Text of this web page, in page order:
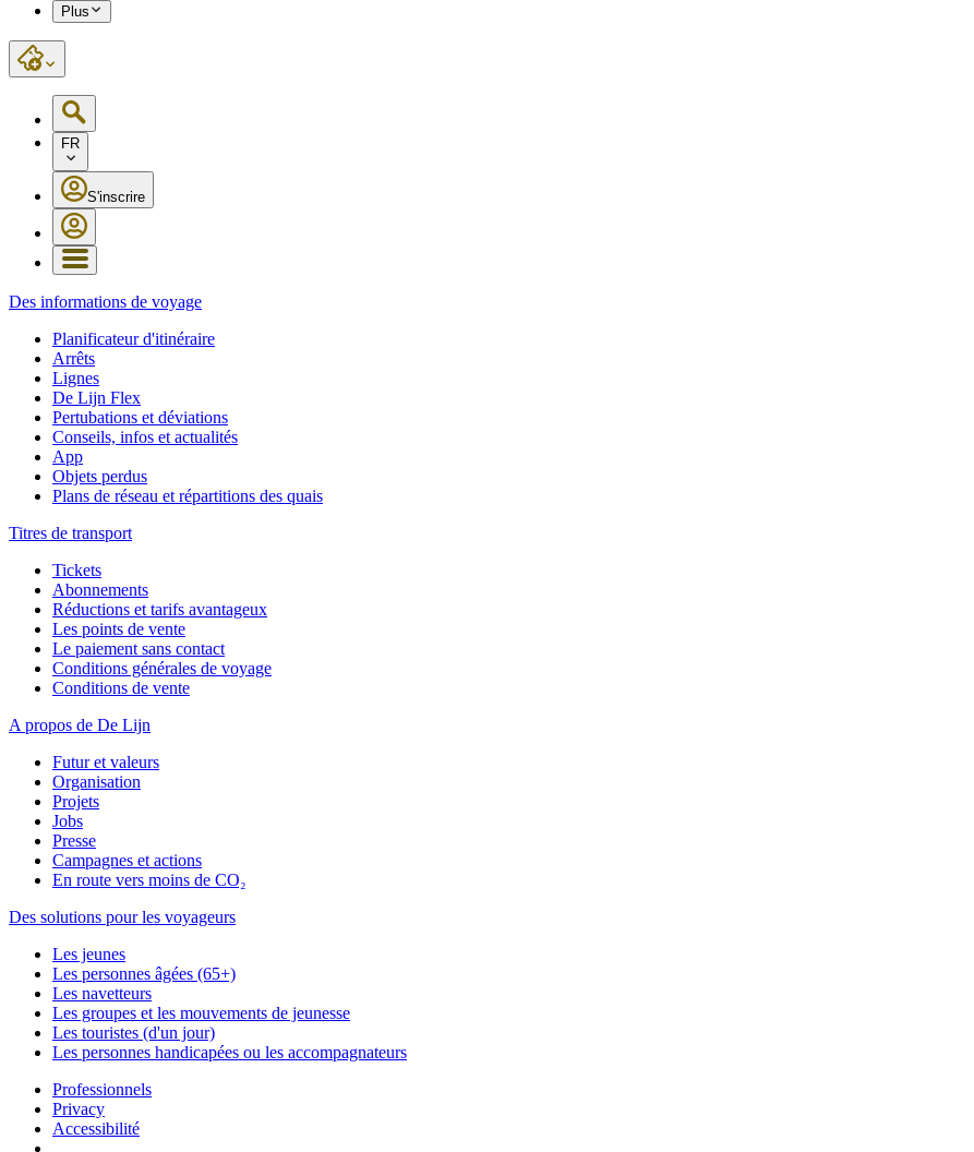
Plus
FR
S'inscrire
Des informations de voyage
Planificateur d'itinéraire
Arrêts
Lignes
De Lijn Flex
Pertubations et déviations
Conseils, infos et actualités
App
Objets perdus
Plans de réseau et répartitions des quais
Titres de transport
Tickets
Abonnements
Réductions et tarifs avantageux
Les points de vente
Le paiement sans contact
Conditions générales de voyage
Conditions de vente
A propos de De Lijn
Futur et valeurs
Organisation
Projets
Jobs
Presse
Campagnes et actions
En route vers moins de CO₂
Des solutions pour les voyageurs
Les jeunes
Les personnes âgées (65+)
Les navetteurs
Les groupes et les mouvements de jeunesse
Les touristes (d'un jour)
Les personnes handicapées ou les accompagnateurs
Professionnels
Privacy
Accessibilité